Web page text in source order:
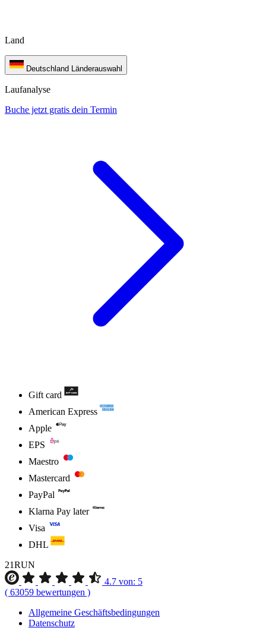
Land
Deutschland Länderauswahl
Laufanalyse
Buche jetzt gratis dein Termin
Gift card
American Express
Apple
EPS
Maestro
Mastercard
PayPal
Klarna Pay later
Visa
DHL
21RUN
4.7 von: 5
( 63059 bewertungen )
Allgemeine Geschäftsbedingungen
Datenschutz